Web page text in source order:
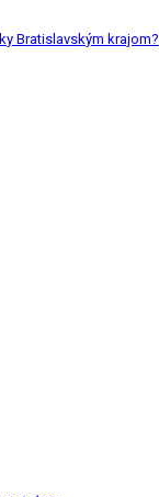
Bratislavským krajom?